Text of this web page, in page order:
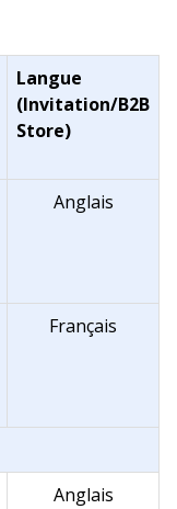
Langue
(Invitation/B2B
Store)
Anglais
Français
Anglais